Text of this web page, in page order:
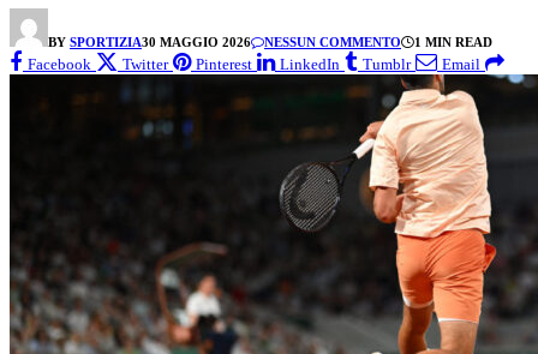
BY SPORTIZIA30 MAGGIO 2026 NESSUN COMMENTO 1 MIN READ
Facebook Twitter Pinterest LinkedIn Tumblr Email